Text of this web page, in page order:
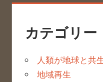
カテゴリー
人類が地球と共
地域再生